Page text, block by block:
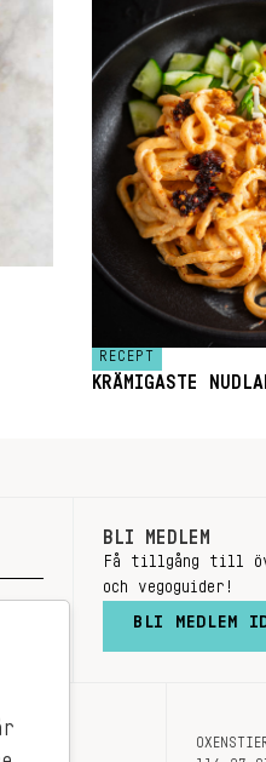
RECEPT
KRÄMIGASTE
BLI MEDLEM
Få tillgång till
och vegoguider!
BLI MEDLEM